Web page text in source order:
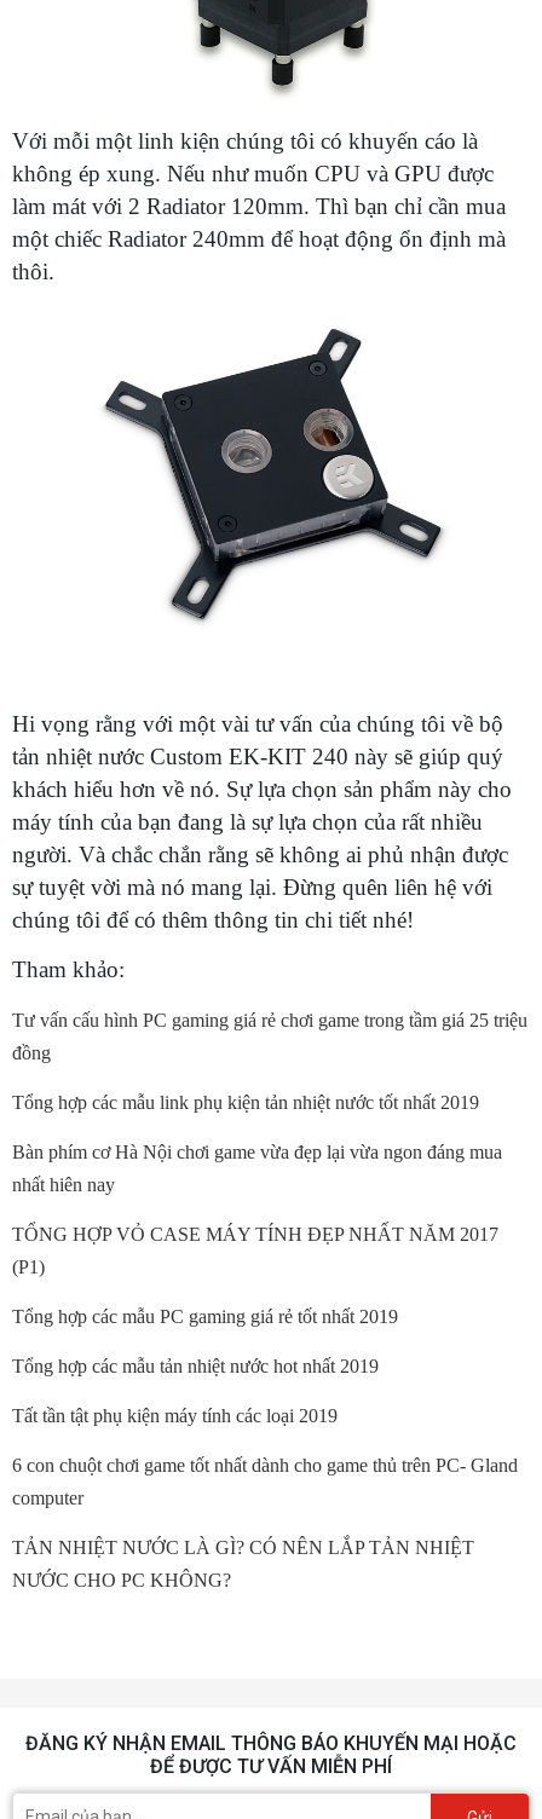
Với mỗi một linh kiện chúng tôi có khuyến cáo là
không ép xung. Nếu như muốn CPU và GPU được
làm mát với 2 Radiator 120mm. Thì bạn chỉ cần mua
một chiếc Radiator 240mm để hoạt động ổn định mà
thôi.
Hi vọng rằng với một vài tư vấn của chúng tôi về bộ
tản nhiệt nước Custom EK-KIT 240 này sẽ giúp quý
khách hiểu hơn về nó. Sự lựa chọn sản phẩm này cho
máy tính của bạn đang là sự lựa chọn của rất nhiều
người. Và chắc chắn rằng sẽ không ai phủ nhận được
sự tuyệt vời mà nó mang lại. Đừng quên liên hệ với
chúng tôi để có thêm thông tin chi tiết nhé!
Tham khảo:
Tư vấn cấu hình PC gaming giá rẻ chơi game trong tầm giá 25 triệu
đồng
Tổng hợp các mẫu link phụ kiện tản nhiệt nước tốt nhất 2019
Bàn phím cơ Hà Nội chơi game vừa đẹp lại vừa ngon đáng mua
nhất hiên nay
TỔNG HỢP VỎ CASE MÁY TÍNH ĐẸP NHẤT NĂM 2017
(P1)
Tổng hợp các mẫu PC gaming giá rẻ tốt nhất 2019
Tổng hợp các mẫu tản nhiệt nước hot nhất 2019
Tất tần tật phụ kiện máy tính các loại 2019
6 con chuột chơi game tốt nhất dành cho game thủ trên PC- Gland
computer
TẢN NHIỆT NƯỚC LÀ GÌ? CÓ NÊN LẮP TẢN NHIỆT
NƯỚC CHO PC KHÔNG?
ĐĂNG KÝ NHẬN EMAIL THÔNG BÁO KHUYẾN MẠI HOẶC
ĐỂ ĐƯỢC TƯ VẤN MIỄN PHÍ